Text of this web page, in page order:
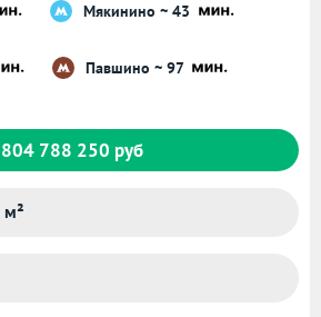
Мякинино ~ 43
Павшино ~ 97
804 788 250 руб
м²